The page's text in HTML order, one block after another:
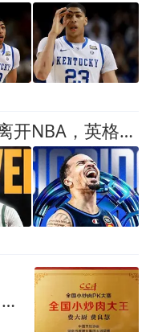
年仅26岁！科尔安东尼离开NBA，英格尔斯盛赞老队友